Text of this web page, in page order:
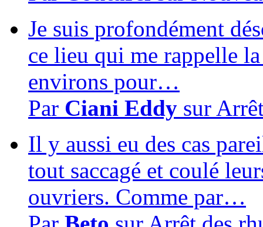
Je suis profondément
ce lieu qui me rappelle
environs pour…
Par Ciani Eddy sur
Il y aussi eu des cas
tout saccagé et coulé
ouvriers. Comme par…